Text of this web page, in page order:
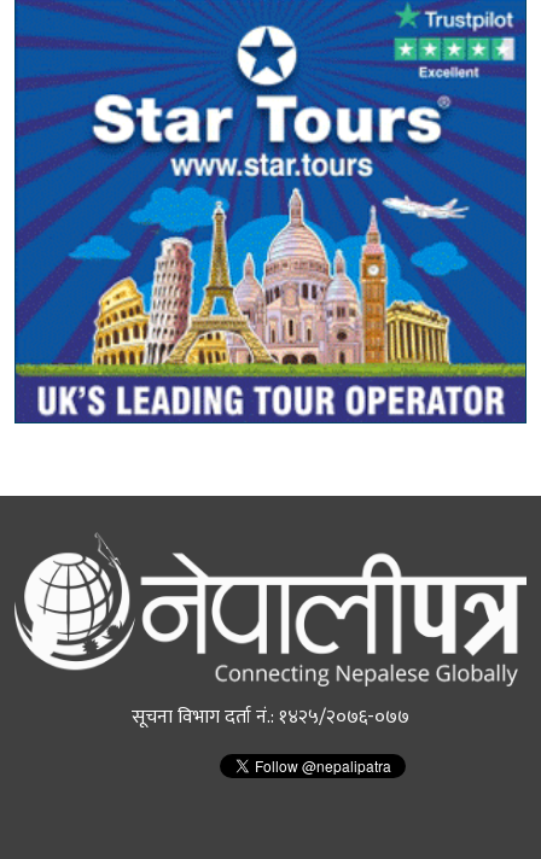
सूचना विभाग दर्ता नं.: १४२५/२०७६-०७७